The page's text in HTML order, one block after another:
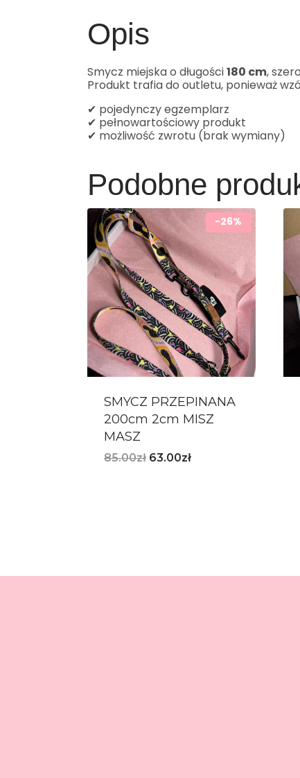
Opis
Smycz miejska o długości180 cm,
Produkt trafia do outletu, ponieważ
✔ pojedynczy egzemplarz
✔ pełnowartościowy produkt
✔ możliwość zwrotu (brak wymiany)
Podobne
-26%
SMYCZ PRZEPINANA
200cm 2cm MISZ
MASZ
85.00zł 63.00zł